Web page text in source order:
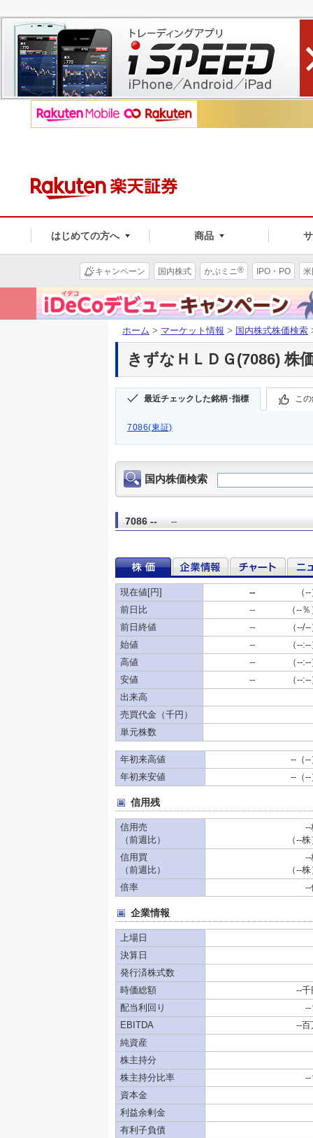
はじめての方へ 商品
キャンペーン 国内株式 かぶミニ® IPO・PO
ホーム > マーケット情報 > 国内株式株価検索
きずなＨＬＤＧ(7086) 株
最近チェックした銘柄･指標 こ
7086(東証)